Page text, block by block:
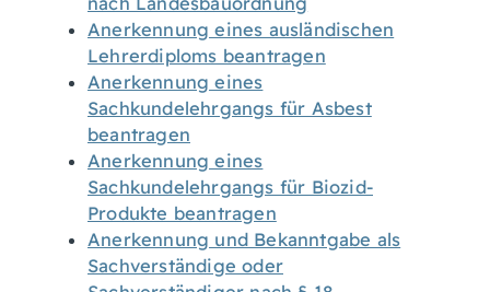
Anerkennung eines ausländischen
Lehrerdiploms beantragen
Anerkennung eines
Sachkundelehrgangs für Asbest
beantragen
Anerkennung eines
Sachkundelehrgangs für Biozid-
Produkte beantragen
Anerkennung und Bekanntgabe als
Sachverständige oder